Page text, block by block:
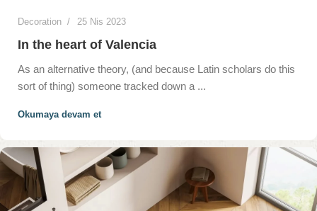
Decoration 25 Nis 2023
In the heart of Valencia
As an alternative theory, (and because Latin scholars do this
sort of thing) someone tracked down a ...
Okumaya devam et